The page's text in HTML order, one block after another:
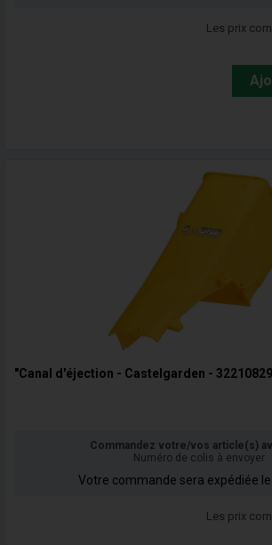
Les prix
"Canal d'éjection - Castelgarden -
Commandez votre/vos article(s)
Numéro de colis à envoyer
Votre commande sera expédiée
Les prix